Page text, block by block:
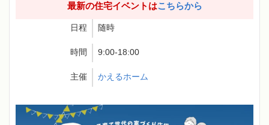
最新の住宅イベントはこちらから
日程 随時
時間 9:00-18:00
主催 かえるホーム